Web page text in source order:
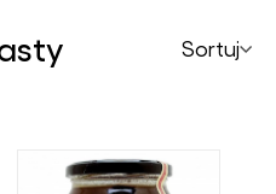
Sortuj
Nazwa: Od A do Z